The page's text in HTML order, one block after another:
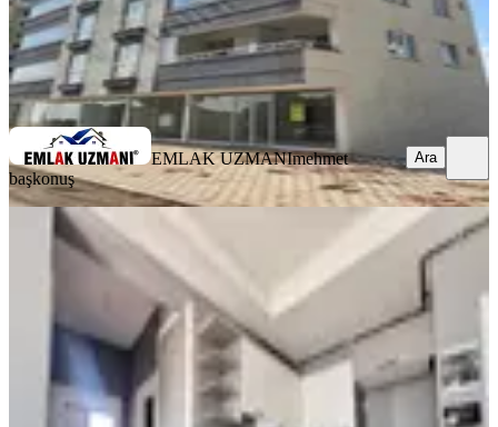
EMLAK UZMANImehmet başkonuş
Ara
EMLAK UZMANImehmet
başkonuş
Ara
MANZARALI
Yeni Rota'dan Üniversite Yakını 2+0
Satılık Daire
Onikişubat, Maarif Mahallesi
2+0
85 m²·5. Kat· 07.08.2026
3.150.000 ₺